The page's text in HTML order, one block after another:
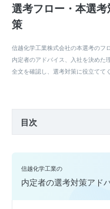
選考フロー・本選
策
信越化学工業株式会社の本選考のフ
内定者のアドバイス、入社を決めた
全文を確認し、選考対策に役立てて
目次
信越化学工業の
内定者の選考対策アド